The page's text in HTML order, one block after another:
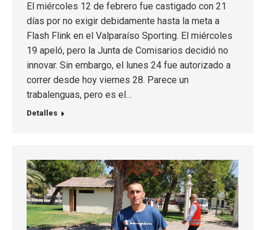
El miércoles 12 de febrero fue castigado con 21
días por no exigir debidamente hasta la meta a
Flash Flink en el Valparaíso Sporting. El miércoles
19 apeló, pero la Junta de Comisarios decidió no
innovar. Sin embargo, el lunes 24 fue autorizado a
correr desde hoy viernes 28. Parece un
trabalenguas, pero es el…
Detalles